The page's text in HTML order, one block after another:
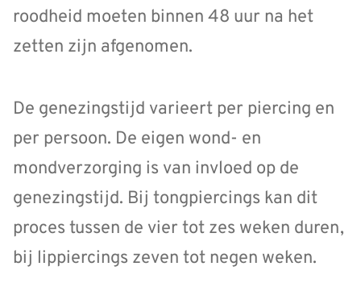
roodheid moeten binnen 48 uur na het
zetten zijn afgenomen.
De genezingstijd varieert per piercing en
per persoon. De eigen wond- en
mondverzorging is van invloed op de
genezingstijd. Bij tongpiercings kan dit
proces tussen de vier tot zes weken duren,
bij lippiercings zeven tot negen weken.